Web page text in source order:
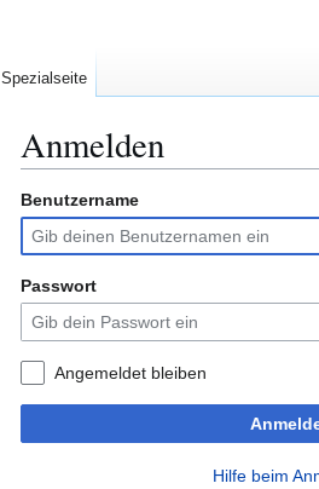
Anmelden
Zur
Navigation
springen
Zur
Suche
springen
Benutzername
Passwort
Angemeldet bleiben
Hilfe beim
Spezialseite